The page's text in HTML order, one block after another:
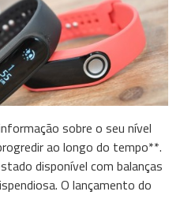
sobre o seu nível
ao longo do tempo**.
disponível com balanças
O lançamento do